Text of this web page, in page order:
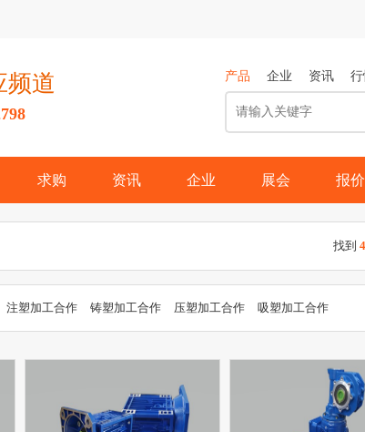
频道 产品 企业 资讯
求购 资讯 企业 展会 报价
找到
注塑加工合作 铸塑加工合作 压塑加工合作
吸塑加工合作
作 建筑项目合作 工艺礼品项目合作
办公文教用品项目合
品项目合作 电子、电工项目合作 交通项目合作
家居用品
电子项目合作
电脑
项目合作 地区、政府招商引资
机械项目合